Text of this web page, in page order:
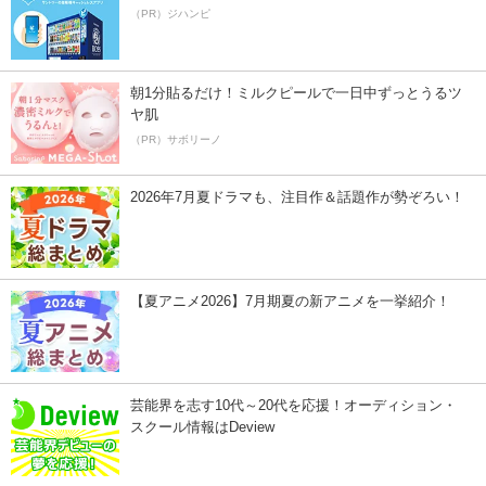
（PR）ジハンピ
朝1分貼るだけ！ミルクピールで一日中ずっとうるツ
ヤ肌
（PR）サボリーノ
2026年7月夏ドラマも、注目作＆話題作が勢ぞろい！
【夏アニメ2026】7月期夏の新アニメを一挙紹介！
芸能界を志す10代～20代を応援！オーディション・
スクール情報はDeview